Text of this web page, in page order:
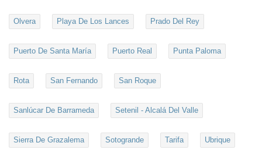
Olvera Playa De Los Lances Prado Del Rey
Puerto De Santa María Puerto Real Punta Paloma
Rota San Fernando San Roque
Sanlúcar De Barrameda Setenil - Alcalá Del Valle
Sierra De Grazalema Sotogrande Tarifa Ubrique